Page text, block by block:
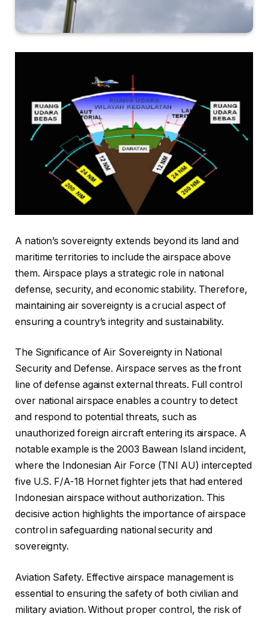
A nation’s sovereignty extends beyond its land and
maritime territories to include the airspace above
them. Airspace plays a strategic role in national
defense, security, and economic stability. Therefore,
maintaining air sovereignty is a crucial aspect of
ensuring a country’s integrity and sustainability.
The Significance of Air Sovereignty in National
Security and Defense. Airspace serves as the front
line of defense against external threats. Full control
over national airspace enables a country to detect
and respond to potential threats, such as
unauthorized foreign aircraft entering its airspace. A
notable example is the 2003 Bawean Island incident,
where the Indonesian Air Force (TNI AU) intercepted
five U.S. F/A-18 Hornet fighter jets that had entered
Indonesian airspace without authorization. This
decisive action highlights the importance of airspace
control in safeguarding national security and
sovereignty.
Aviation Safety. Effective airspace management is
essential to ensuring the safety of both civilian and
military aviation. Without proper control, the risk of